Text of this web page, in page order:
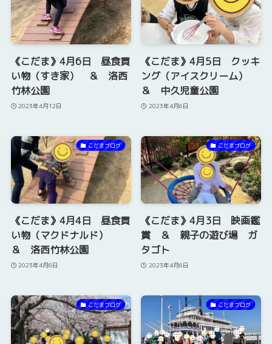
《こだま》4月6日 昼食買
い物（すき家） ＆ 洛西
竹林公園
2023年4月12日
《こだま》4月5日 クッキ
ング（アイスクリーム）
＆ 中久児童公園
2023年4月6日
こだまブログ
《こだま》4月4日 昼食買
い物（マクドナルド）
＆ 洛西竹林公園
2023年4月6日
こだまブログ
《こだま》4月3日 映画鑑
賞 ＆ 親子の遊び場 ガ
タゴト
2023年4月6日
こだまブログ こだまブログ